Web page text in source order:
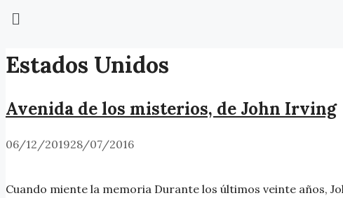
Estados Unidos
Avenida de los misterios, de John Irving
06/12/201928/07/2016
Cuando miente la memoria Durante los últimos veinte años,